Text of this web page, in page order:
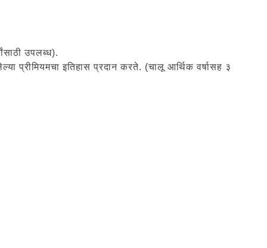
उपलब्ध).
प्रीमियमचा इतिहास प्रदान करते. (चालू आर्थिक वर्षासह ३